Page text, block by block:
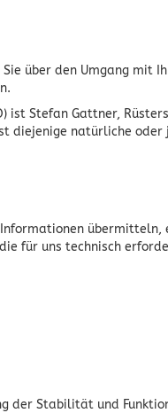
über den Umgang mit
Stefan Gattner,
diejenige natürliche
für uns technisch
der Stabilität und